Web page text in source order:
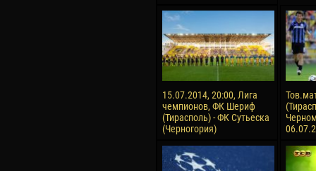
15.07.2014, 20:00, Лига
чемпионов, ФК Шериф
(Тирасполь) - ФК Сутьеска
(Черногория)